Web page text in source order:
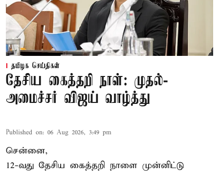
தமிழக செய்திகள்
தேசிய கைத்தறி நாள்: முதல்-
அமைச்சர் விஜய் வாழ்த்து
Published on: 06 Aug 2026, 3:49 pm
சென்னை,
12-வது தேசிய கைத்தறி நாளை முன்னிட்டு